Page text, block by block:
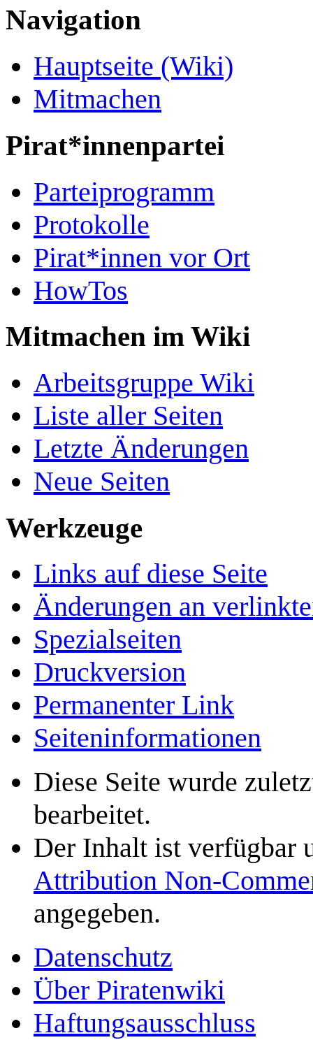
Navigation
Hauptseite (Wiki)
Mitmachen
Pirat*innenpartei
Parteiprogramm
Protokolle
Pirat*innen vor Ort
HowTos
Mitmachen im Wiki
Arbeitsgruppe Wiki
Liste aller Seiten
Letzte Änderungen
Neue Seiten
Werkzeuge
Links auf diese Seite
Änderungen an
Spezialseiten
Druckversion
Permanenter Link
Seiten­­informationen
Diese Seite wurde
bearbeitet.
Der Inhalt ist verfügbar
Attribution Non-
angegeben.
Datenschutz
Über Piratenwiki
Haftungsausschluss